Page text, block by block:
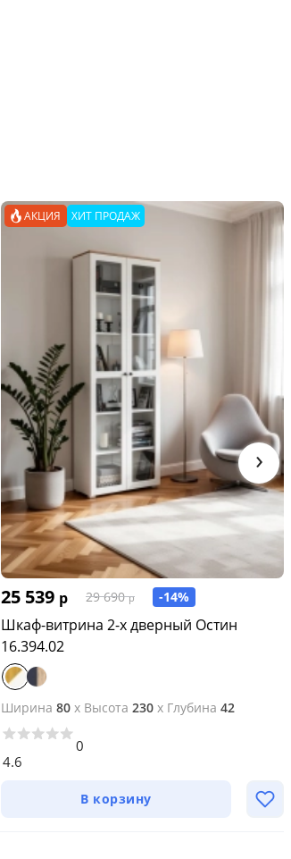
АКЦИЯ ХИТ ПРОДАЖ
25 539 р 29 690 р -14%
Шкаф-витрина 2-х дверный Остин
16.394.02
Ширина 80 x Высота 230 x Глубина 42
4.6
0
В корзину
›